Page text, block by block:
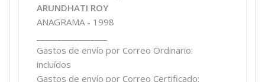
ARUNDHATI ROY
ANAGRAMA - 1998
Gastos de envío por Correo Ordinario:
incluídos
Gastos de envío por Correo Certificado: